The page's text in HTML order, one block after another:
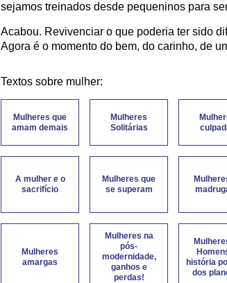
sejamos treinados desde pequeninos para
Acabou. Revivenciar o que poderia ter sido
Agora é o momento do bem, do carinho, de
Textos sobre mulher:
Mulheres que
amam demais
Mulheres
Solitárias
A mulher e o
sacrifício
Mulheres que
se superam
Mulheres
amargas
Mulheres na
pós-
modernidade,
ganhos e
perdas!
história
dos